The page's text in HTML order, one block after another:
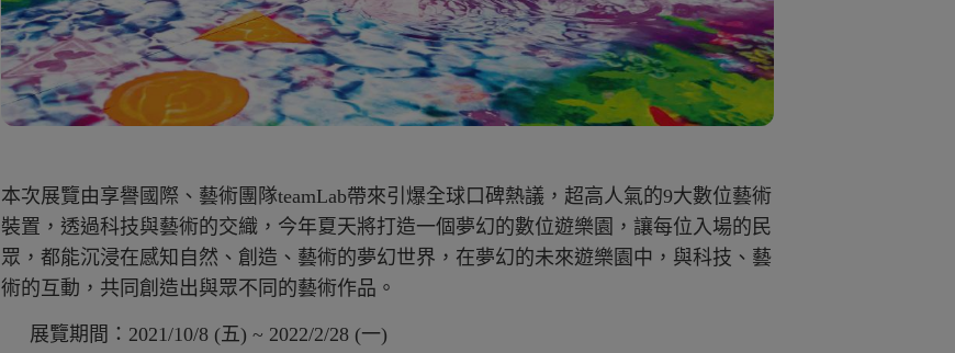
本次展覽由享譽國際、藝術團隊teamLab帶來引爆全球口碑熱議，超高人氣的9大數位藝術
裝置，透過科技與藝術的交織，今年夏天將打造一個夢幻的數位遊樂園，讓每位入場的民
眾，都能沉浸在感知自然、創造、藝術的夢幻世界，在夢幻的未來遊樂園中，與科技、藝
術的互動，共同創造出與眾不同的藝術作品。
展覽期間：2021/10/8 (五) ~ 2022/2/28 (一)